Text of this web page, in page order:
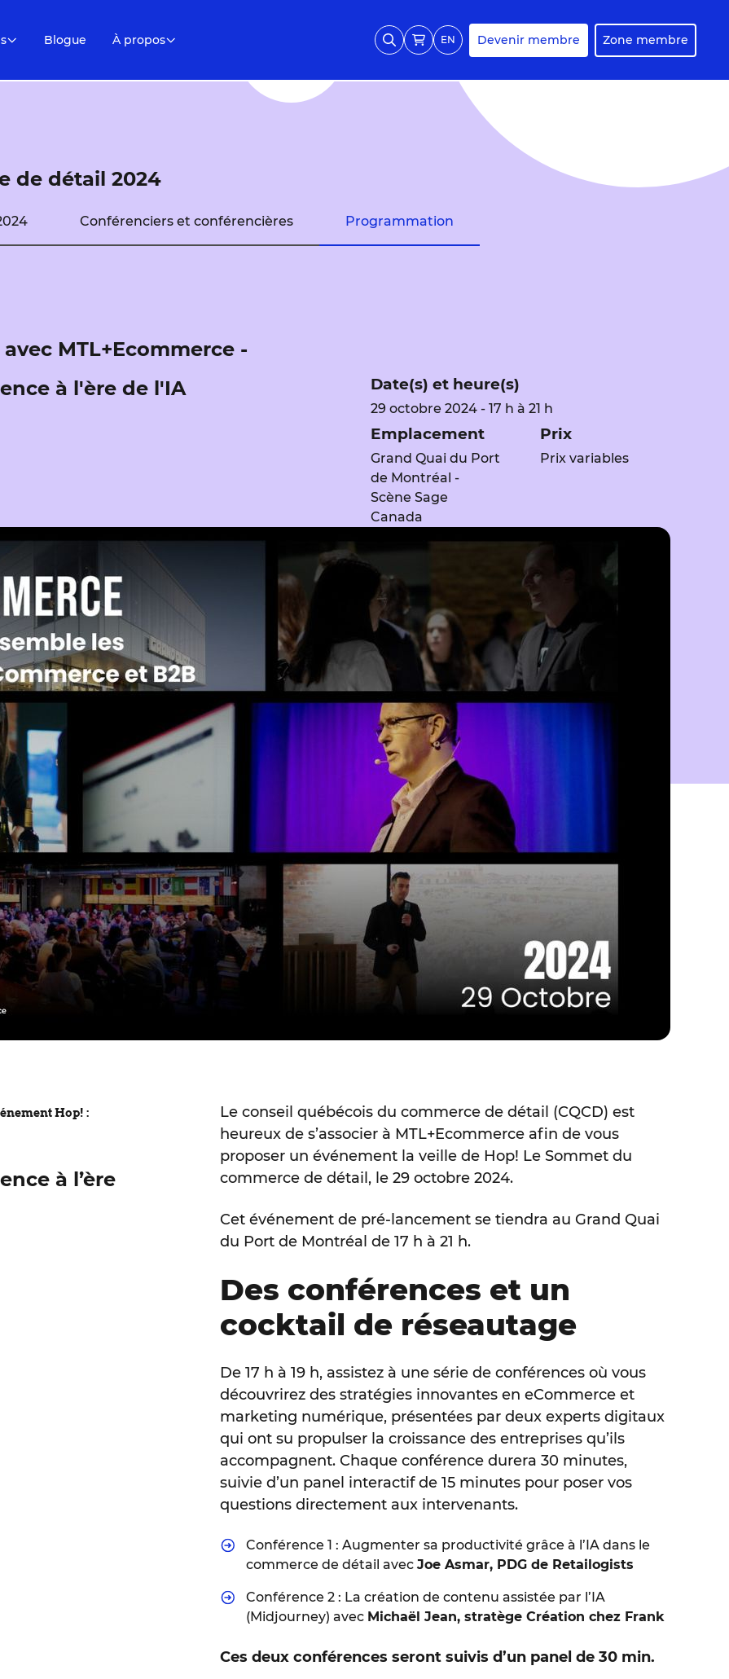
Blogue À propos EN Devenir membre Zone membre
de détail 2024
Conférenciers et conférencières Programmation
MTL+Ecommerce -
à l'ère de l'IA
Date(s) et heure(s)
29 octobre 2024 - 17 h à 21 h
Emplacement
Grand Quai du Port
de Montréal -
Scène Sage
Canada
Prix
Prix variables
Hop! :
à l’ère
Le conseil québécois du commerce de détail (CQCD) est
heureux de s’associer à MTL+Ecommerce afin de vous
proposer un événement la veille de Hop! Le Sommet du
commerce de détail, le 29 octobre 2024.
Cet événement de pré-lancement se tiendra au Grand Quai
du Port de Montréal de 17 h à 21 h.
Des conférences et un
cocktail de réseautage
De 17 h à 19 h, assistez à une série de conférences où vous
découvrirez des stratégies innovantes en eCommerce et
marketing numérique, présentées par deux experts digitaux
qui ont su propulser la croissance des entreprises qu’ils
accompagnent. Chaque conférence durera 30 minutes,
suivie d’un panel interactif de 15 minutes pour poser vos
questions directement aux intervenants.
Conférence 1 : Augmenter sa productivité grâce à l’IA dans le
commerce de détail avec Joe Asmar, PDG de Retailogists
Conférence 2 : La création de contenu assistée par l’IA
(Midjourney) avec Michaël Jean, stratège Création chez Frank
Ces deux conférences seront suivis d’un panel de 30 min.